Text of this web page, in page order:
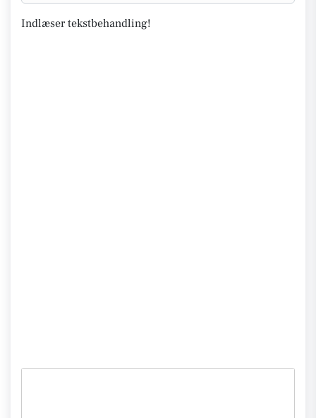
Indlæser tekstbehandling!